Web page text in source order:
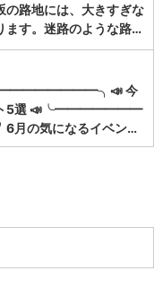
の路地には、大きすぎな
ます。迷路のような路…
今
ト5選 📣╰━━━━━━━
気になるイベン…